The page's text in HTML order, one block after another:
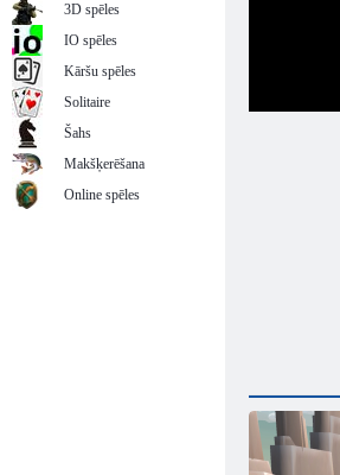
3D spēles
IO spēles
Kāršu spēles
Solitaire
Šahs
Makšķerēšana
Online spēles